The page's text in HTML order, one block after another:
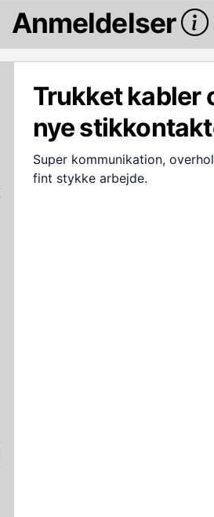
Anmeldelser
Trukket kabler
nye
Super kommunikation,
fint stykke arbejde.